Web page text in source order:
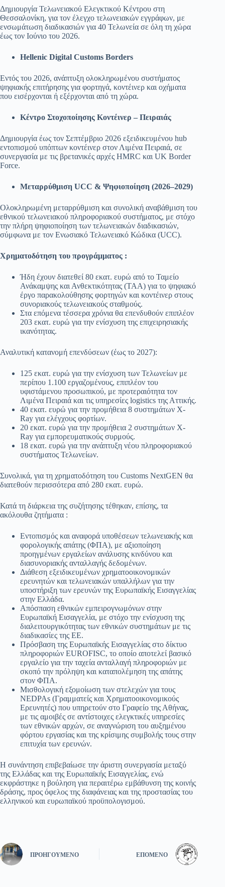
Δημιουργία Τελωνειακού Ελεγκτικού Κέντρου στη
Θεσσαλονίκη, για τον έλεγχο τελωνειακών εγγράφων, με
ενσωμάτωση διαδικασιών για 40 Τελωνεία σε όλη τη χώρα
έως τον Ιούνιο του 2026.
Hellenic Digital Customs Borders
Εντός του 2026, ανάπτυξη ολοκληρωμένου συστήματος
ψηφιακής επιτήρησης για φορτηγά, κοντέινερ και οχήματα
που εισέρχονται ή εξέρχονται από τη χώρα.
Κέντρο Στοχοποίησης Κοντέινερ – Πειραιάς
Δημιουργία έως τον Σεπτέμβριο 2026 εξειδικευμένου hub
εντοπισμού υπόπτων κοντέινερ στον Λιμένα Πειραιά, σε
συνεργασία με τις βρετανικές αρχές HMRC και UK Border
Force.
Μεταρρύθμιση UCC & Ψηφιοποίηση (2026–2029)
Ολοκληρωμένη μεταρρύθμιση και συνολική αναβάθμιση του
εθνικού τελωνειακού πληροφοριακού συστήματος, με στόχο
την πλήρη ψηφιοποίηση των τελωνειακών διαδικασιών,
σύμφωνα με τον Ενωσιακό Τελωνειακό Κώδικα (UCC).
Χρηματοδότηση του προγράμματος :
Ήδη έχουν διατεθεί 80 εκατ. ευρώ από το Ταμείο
Ανάκαμψης και Ανθεκτικότητας (ΤΑΑ) για το ψηφιακό
έργο παρακολούθησης φορτηγών και κοντέινερ στους
συνοριακούς τελωνειακούς σταθμούς.
Στα επόμενα τέσσερα χρόνια θα επενδυθούν επιπλέον
203 εκατ. ευρώ για την ενίσχυση της επιχειρησιακής
ικανότητας.
Αναλυτική κατανομή επενδύσεων (έως το 2027):
125 εκατ. ευρώ για την ενίσχυση των Τελωνείων με
περίπου 1.100 εργαζομένους, επιπλέον του
υφιστάμενου προσωπικού, με προτεραιότητα τον
Λιμένα Πειραιά και τις υπηρεσίες logistics της Αττικής.
40 εκατ. ευρώ για την προμήθεια 8 συστημάτων X-
Ray για ελέγχους φορτίων.
20 εκατ. ευρώ για την προμήθεια 2 συστημάτων X-
Ray για εμπορευματικούς συρμούς.
18 εκατ. ευρώ για την ανάπτυξη νέου πληροφοριακού
συστήματος Τελωνείων.
Συνολικά, για τη χρηματοδότηση του Customs NextGEN θα
διατεθούν περισσότερα από 280 εκατ. ευρώ.
Κατά τη διάρκεια της συζήτησης τέθηκαν, επίσης, τα
ακόλουθα ζητήματα :
Εντοπισμός και αναφορά υποθέσεων τελωνειακής και
φορολογικής απάτης (ΦΠΑ), με αξιοποίηση
προηγμένων εργαλείων ανάλυσης κινδύνου και
διασυνοριακής ανταλλαγής δεδομένων.
Διάθεση εξειδικευμένων χρηματοοικονομικών
ερευνητών και τελωνειακών υπαλλήλων για την
υποστήριξη των ερευνών της Ευρωπαϊκής Εισαγγελίας
στην Ελλάδα.
Απόσπαση εθνικών εμπειρογνωμόνων στην
Ευρωπαϊκή Εισαγγελία, με στόχο την ενίσχυση της
διαλειτουργικότητας των εθνικών συστημάτων με τις
διαδικασίες της ΕΕ.
Πρόσβαση της Ευρωπαϊκής Εισαγγελίας στο δίκτυο
πληροφοριών EUROFISC, το οποίο αποτελεί βασικό
εργαλείο για την ταχεία ανταλλαγή πληροφοριών με
σκοπό την πρόληψη και καταπολέμηση της απάτης
στον ΦΠΑ.
Μισθολογική εξομοίωση των στελεχών για τους
NEDPAs (Γραμματείς και Χρηματοοικονομικούς
Ερευνητές) που υπηρετούν στο Γραφείο της Αθήνας,
με τις αμοιβές σε αντίστοιχες ελεγκτικές υπηρεσίες
των εθνικών αρχών, σε αναγνώριση του αυξημένου
φόρτου εργασίας και της κρίσιμης συμβολής τους στην
επιτυχία των ερευνών.
Η συνάντηση επιβεβαίωσε την άριστη συνεργασία μεταξύ
της Ελλάδας και της Ευρωπαϊκής Εισαγγελίας, ενώ
εκφράστηκε η βούληση για περαιτέρω εμβάθυνση της κοινής
δράσης, προς όφελος της διαφάνειας και της προστασίας του
ελληνικού και ευρωπαϊκού προϋπολογισμού.
ΠΡΟΗΓΟΎΜΕΝΟ ΕΠΌΜΕΝΟ